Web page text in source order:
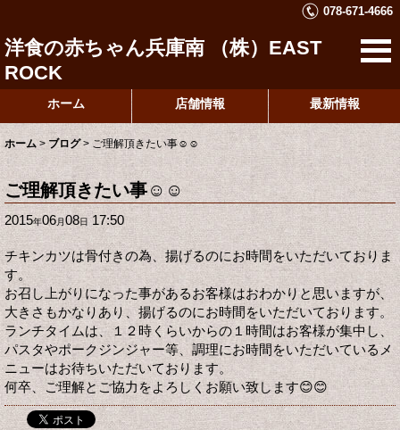
078-671-4666
洋食の赤ちゃん兵庫南 （株）EAST
ROCK
ホーム 店舗情報 最新情報
ホーム > ブログ > ご理解頂きたい事☺️☺️
ご理解頂きたい事☺️☺️
2015年06月08日17:50
チキンカツは骨付きの為、揚げるのにお時間をいただいておりま
す。
お召し上がりになった事があるお客様はおわかりと思いますが、
大きさもかなりあり、揚げるのにお時間をいただいております。
ランチタイムは、１２時くらいからの１時間はお客様が集中し、
パスタやポークジンジャー等、調理にお時間をいただいているメ
ニューはお待ちいただいております。
何卒、ご理解とご協力をよろしくお願い致します😊😊